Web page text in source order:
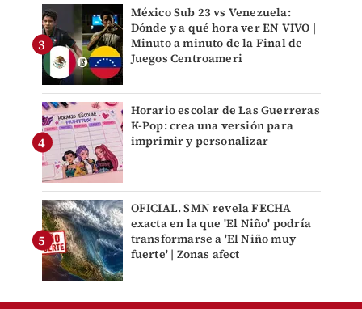
México Sub 23 vs Venezuela:
Dónde y a qué hora ver EN VIVO |
Minuto a minuto de la Final de
Juegos Centroameri
Horario escolar de Las Guerreras
K-Pop: crea una versión para
imprimir y personalizar
OFICIAL. SMN revela FECHA
exacta en la que 'El Niño' podría
transformarse a 'El Niño muy
fuerte' | Zonas afect